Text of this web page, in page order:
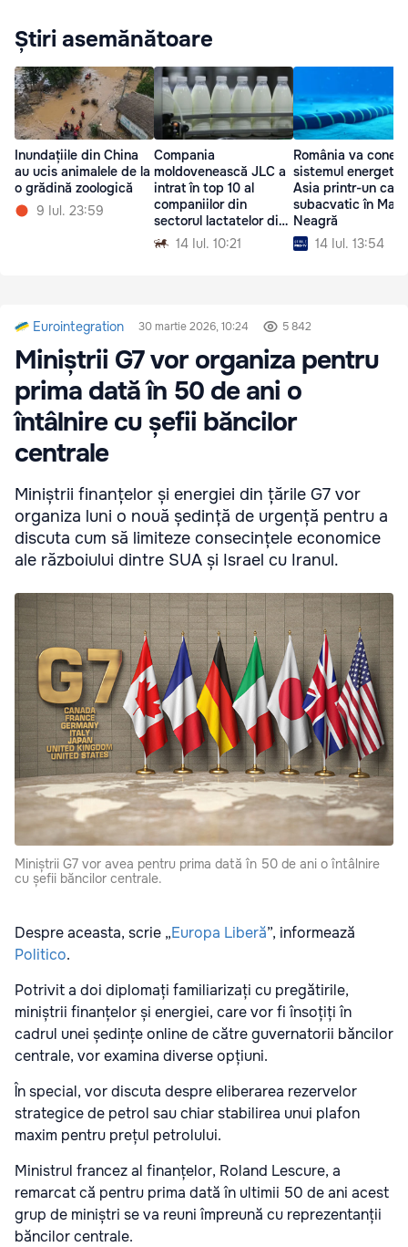
Știri asemănătoare
Inundațiile din China
au ucis animalele de la
o grădină zoologică
9 Iul. 23:59
Compania
moldovenească JLC a
intrat în top 10 al
companiilor din
sectorul lactatelor din
România
14 Iul. 10:21
România va
sistemul energetic
Asia printr-un
subacvatic în
Neagră
14 Iul. 13:54
Eurointegration 30 martie 2026, 10:24 5 842
Miniștrii G7 vor organiza pentru
prima dată în 50 de ani o
întâlnire cu șefii băncilor
centrale
Miniștrii finanțelor și energiei din țările G7 vor
organiza luni o nouă ședință de urgență pentru a
discuta cum să limiteze consecințele economice
ale războiului dintre SUA și Israel cu Iranul.
Miniștrii G7 vor avea pentru prima dată în 50 de ani o întâlnire
cu șefii băncilor centrale.
Despre aceasta, scrie „Europa Liberă”, informează
Politico.
Potrivit a doi diplomați familiarizați cu pregătirile,
miniștrii finanțelor și energiei, care vor fi însoțiți în
cadrul unei ședințe online de către guvernatorii băncilor
centrale, vor examina diverse opțiuni.
În special, vor discuta despre eliberarea rezervelor
strategice de petrol sau chiar stabilirea unui plafon
maxim pentru prețul petrolului.
Ministrul francez al finanțelor, Roland Lescure, a
remarcat că pentru prima dată în ultimii 50 de ani acest
grup de miniștri se va reuni împreună cu reprezentanții
băncilor centrale.